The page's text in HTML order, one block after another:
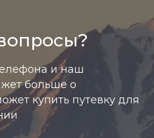
и наш
больше о
купить путевку для